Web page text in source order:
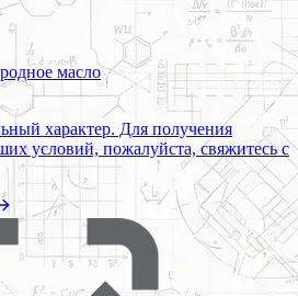
масло
характер. Для получения
условий, пожалуйста, свяжитесь с